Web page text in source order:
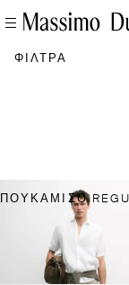
ΦΙΛΤΡΑ